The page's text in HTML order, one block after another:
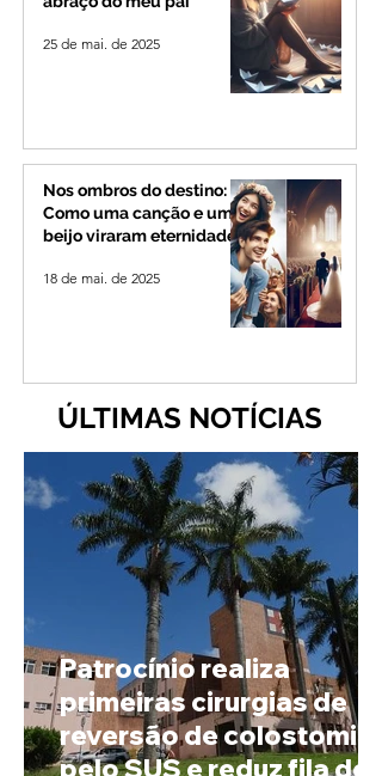
25 de mai. de 2025
Nos ombros do destino:
Como uma canção e um
beijo viraram eternidade
18 de mai. de 2025
ÚLTIMAS NOTÍCIAS
Patrocínio realiza
primeiras cirurgias de
reversão de colostomia